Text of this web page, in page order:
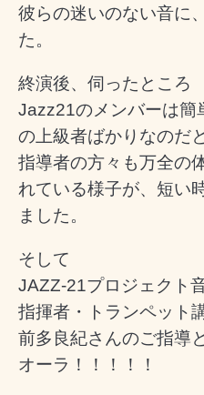
彼らの迷いのない音に
た。
終演後、伺ったところ
Jazz21のメンバーは簡
の上級者ばかりなのだ
指導者の方々も万全の
れている様子が、短い
ました。
そして
JAZZ-21プロジェクト
指揮者・トランペット
前多良紀さんのご指導
オーラ！！！！！